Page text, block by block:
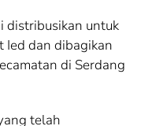
distribusikan untuk
Ied dan dibagikan
di Serdang
telah